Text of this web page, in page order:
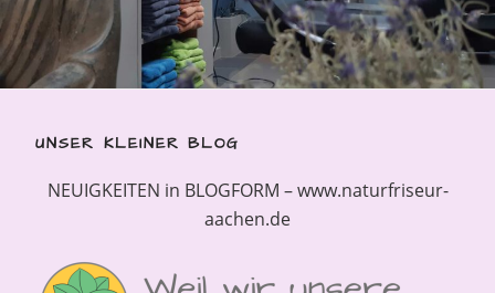
UNSER KLEINER BLOG
NEUIGKEITEN in BLOGFORM – www.naturfriseur-
aachen.de